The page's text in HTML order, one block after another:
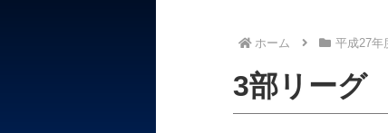
ホーム 平成27年
3部リー